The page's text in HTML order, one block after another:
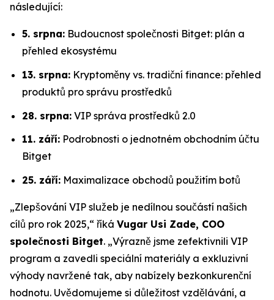
následující:
5. srpna: Budoucnost společnosti Bitget: plán a
přehled ekosystému
13. srpna: Kryptoměny vs. tradiční finance: přehled
produktů pro správu prostředků
28. srpna: VIP správa prostředků 2.0
11. září: Podrobnosti o jednotném obchodním účtu
Bitget
25. září: Maximalizace obchodů použitím botů
„Zlepšování VIP služeb je nedílnou součástí našich
cílů pro rok 2025,“ říká Vugar Usi Zade, COO
společnosti Bitget. „Výrazně jsme zefektivnili VIP
program a zavedli speciální materiály a exkluzivní
výhody navržené tak, aby nabízely bezkonkurenční
hodnotu. Uvědomujeme si důležitost vzdělávání, a